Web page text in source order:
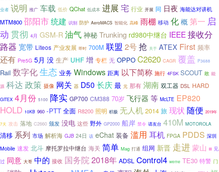
业者 说明 推广 车载 低价 QChat 低成本 进展 宅 行业 开展 同 日夜 海能达对讲机
MTM800 邵阳市统建 识别 防护 AeroMACS 智能化 高峰 雨棚 移动 化 概 第一 启
动 贯彻 4月 GSM-R 油气 神秘 Trunking rd980中继台 IEEE接收分
路器 宽带 Liteos 产业发展 即时 700M 联盟 2号抢 关于 ATEX First 频率
还有 Pre5G 5月 没 生产 UHF 增 专栏 无 OPPO C2620 CAGR 覆盖 P3688
Rail 数字化生态 业务 Windows 距离 以下简称 施行 4FSK SCOUT 敢 能
源 科达 政策 摄像 网关 器 D50 长庆 最 元 那有 湖南 双工器 DSL HARD
GITEX 4月份 5100 降实 GP700 CM388 70岁 飞行器 等 McLTE EP820
HOLD 10KB 960 -PTT 全面 R8200 照明 积极 无人机 2014 旅 现状 随便 2019年
7天 攻击 落地 C2660 颁发 没电 这些 野外 GP2000 船岸 禁令 请友台 410M MOTOROLA
清移 系列 市场 解析海 GJB 24日 该 eChat 装备 滥用 耳机 FPGA PDDS 深圳
Mobile 速发 北斗 摩托罗拉中继台 海关 简单 Mag 打通 组网 新晋 走进蒙山 III 见
过 同意 大哥 中的 接收 国务院2018年 ADSL Control4 weme TE30 特警 门